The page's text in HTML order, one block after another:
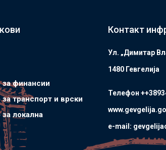
финансии
транспорт и врски
локална
Контакт
Ул. „Димитар
1480 Гевгелијa
Телефон
e-mail: